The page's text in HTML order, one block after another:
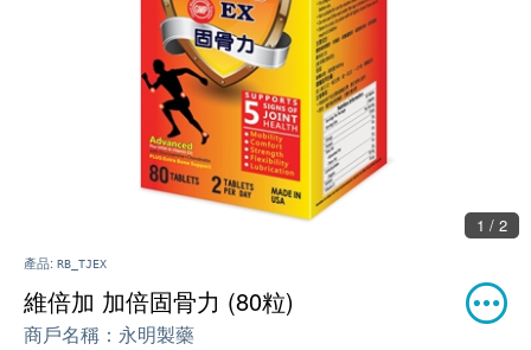
1 / 2
產品: RB_TJEX
維倍加 加倍固骨力 (80粒)
商戶名稱： 永明製藥